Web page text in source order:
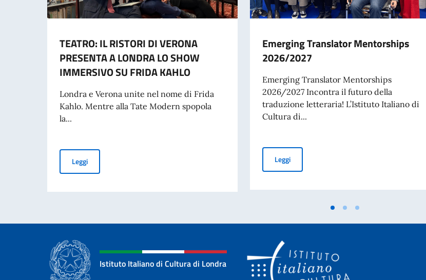
TEATRO: IL RISTORI DI VERONA
PRESENTA A LONDRA LO SHOW
IMMERSIVO SU FRIDA KAHLO
Londra e Verona unite nel nome di Frida
Kahlo. Mentre alla Tate Modern spopola
la...
LeggiTEATRO: IL RISTORI DI VERONA PRESENTA A LONDRA LO SHOW IMMERSIVO SU FRIDA KAHLO
Emerging Translator Mentorships
2026/2027
Emerging Translator Mentorships
2026/2027 Incontra il futuro della
traduzione letteraria! L’Istituto Italiano di
Cultura di...
LeggiEmerging Translator Mentorships 2026/2027
Istituto Italiano di Cultura di Londra